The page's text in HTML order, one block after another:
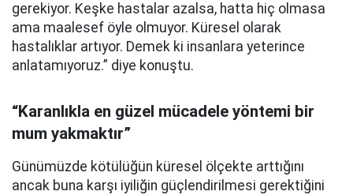
gerekiyor. Keşke hastalar azalsa, hatta hiç olmasa
ama maalesef öyle olmuyor. Küresel olarak
hastalıklar artıyor. Demek ki insanlara yeterince
anlatamıyoruz.” diye konuştu.
“Karanlıkla en güzel mücadele yöntemi bir
mum yakmaktır”
Günümüzde kötülüğün küresel ölçekte arttığını
ancak buna karşı iyiliğin güçlendirilmesi gerektiğini